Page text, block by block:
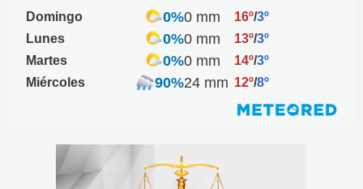
Domingo 0%0 mm 16º/3º
Lunes
0%0 mm 13º/3º
Martes
0%0 mm 14º/3º
Miércoles
90%24 mm 12º/8º